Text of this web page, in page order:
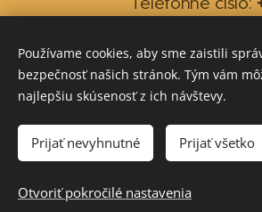
Do košíka
2026 Cookies
Jazyky
Slovenčina
English
Používame cookies, aby sme zaistili
bezpečnosť našich stránok. Tým vám
najlepšiu skúsenosť z ich návštevy.
Prijať nevyhnutné Prijať všetko
Otvoriť pokročilé nastavenia